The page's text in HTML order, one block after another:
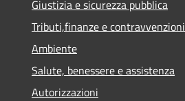
Giustizia e sicurezza pubblica
Tributi,finanze e contravvenzioni
Ambiente
Salute, benessere e assistenza
Autorizzazioni